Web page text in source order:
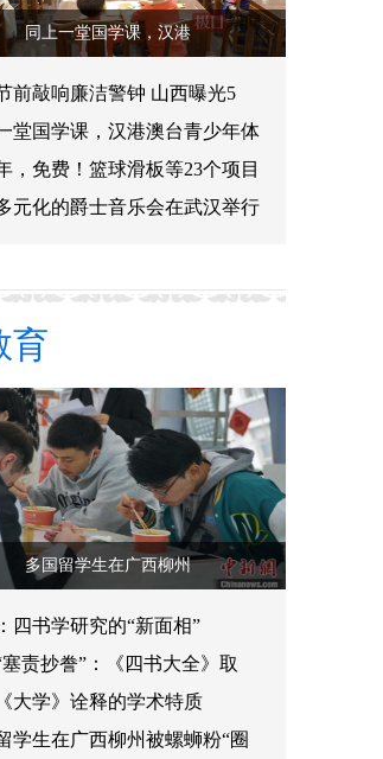
同上一堂国学课，汉港
前敲响廉洁警钟 山西曝光5
堂国学课，汉港澳台青少年体
，免费！篮球滑板等23个项目
元化的爵士音乐会在武汉举行
育
多国留学生在广西柳州
四书学研究的“新面相”
责抄誊”：《四书大全》取
大学》诠释的学术特质
学生在广西柳州被螺蛳粉“圈